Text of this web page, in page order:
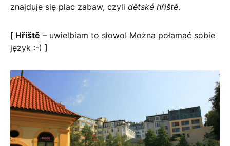
znajduje się plac zabaw, czyli dětské hřiště.
[ Hřiště – uwielbiam to słowo! Można połamać sobie
język :-) ]